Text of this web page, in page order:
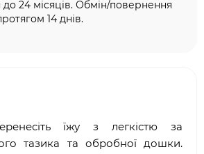
до 24 місяців. Обмін/повернення
14 днів.
їжу з легкістю за
тазика та обробної дошки.